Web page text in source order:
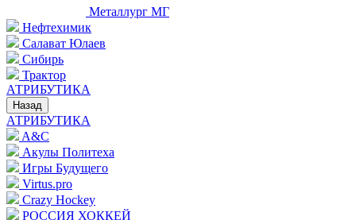
Металлург МГ
Нефтехимик
Салават Юлаев
Сибирь
Трактор
АТРИБУТИКА
Назад
АТРИБУТИКА
A&C
Акулы Политеха
Игры Будущего
Virtus.pro
Crazy Hockey
РОССИЯ ХОККЕЙ